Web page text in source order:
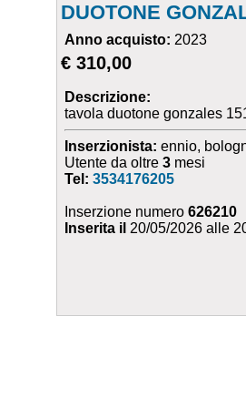
DUOTONE
Anno acquisto: 2023
€ 310,00
Descrizione:
tavola duotone gonzales
Inserzionista: ennio,
Utente da oltre3 mesi
Tel:3534176205
Inserzione numero626210
Inserita il 20/05/2026 alle